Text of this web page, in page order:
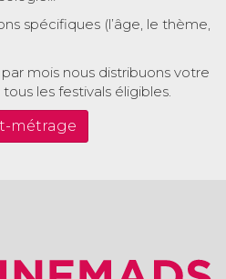
spécifiques (l’âge, le thème,
mois nous distribuons votre
les festivals éligibles.
métrage